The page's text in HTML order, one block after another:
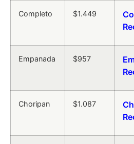
Completo $1.449
Empanada $957
Choripan $1.087